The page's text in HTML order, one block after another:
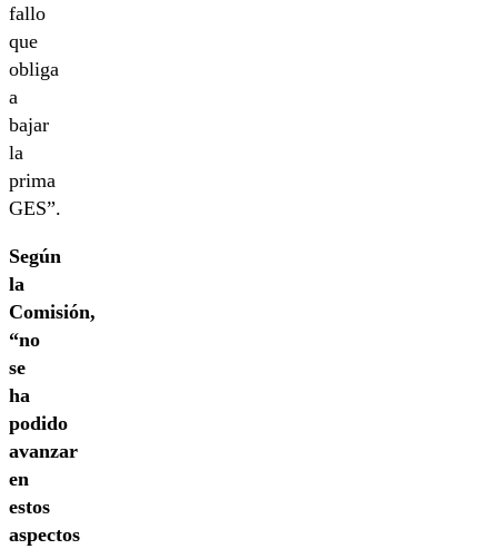
fallo
que
obliga
a
bajar
la
prima
GES”.
Según
la
Comisión,
“no
se
ha
podido
avanzar
en
estos
aspectos